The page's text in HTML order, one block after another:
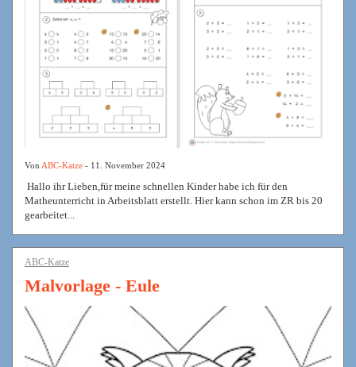
Von ABC-Katze - 11. November 2024
Hallo ihr Lieben,für meine schnellen Kinder habe ich für den
Matheunterricht in Arbeitsblatt erstellt. Hier kann schon im ZR bis 20
gearbeitet...
ABC-Katze
Malvorlage - Eule